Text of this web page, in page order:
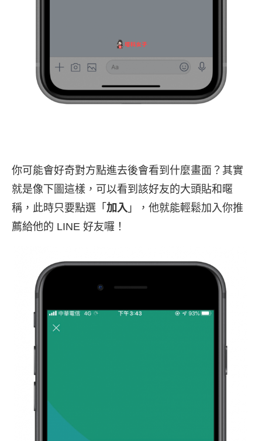
你可能會好奇對方點進去後會看到什麼畫面？其實
就是像下圖這樣，可以看到該好友的大頭貼和暱
稱，此時只要點選「 加入 」，他就能輕鬆加入你推
薦給他的 LINE 好友囉！